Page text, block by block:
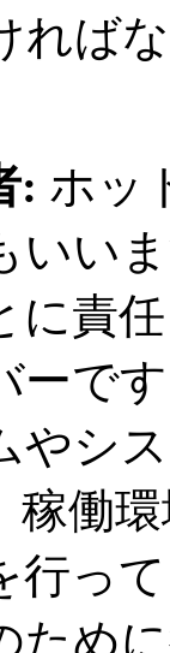
れば
: ホッ
いい
に責
ーで
やシ
稼働
行っ
め